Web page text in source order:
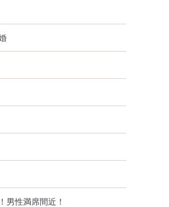
東京都 渋谷
男性満席間近！